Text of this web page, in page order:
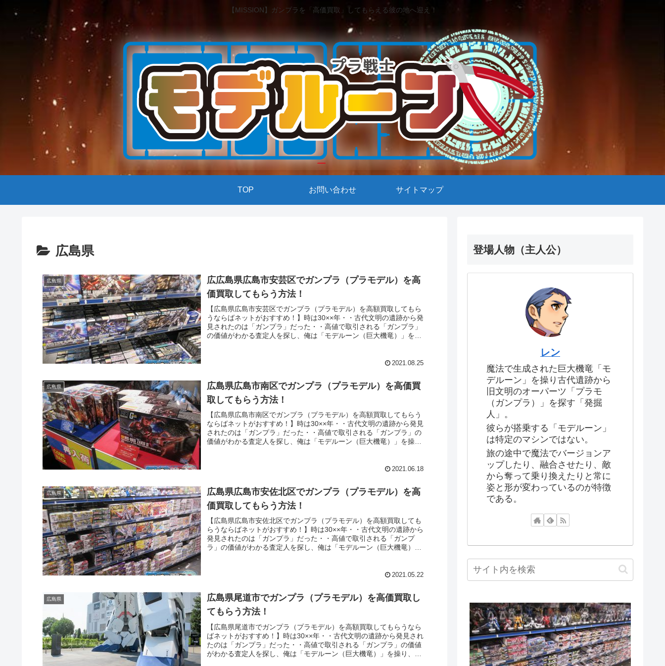
【MISSION】ガンプラを「高価買取」してもらえる彼の地へ迎え！
TOP お問い合わせ サイトマップ
広島県
広島県
広広島県広島市安芸区でガンプラ（プラモデル）を高
価買取してもらう方法！
【広島県広島市安芸区でガンプラ（プラモデル）を高額買取してもら
うならばネットがおすすめ！】時は30××年・・古代文明の遺跡から発
見されたのは「ガンプラ」だった・・高値で取引される「ガンプラ」
の価値がわかる査定人を探し、俺は「モデルーン（巨大機竜）」を操
2021.08.25
広島県
広島県広島市南区でガンプラ（プラモデル）を高価買
取してもらう方法！
【広島県広島市南区でガンプラ（プラモデル）を高額買取してもらう
ならばネットがおすすめ！】時は30××年・・古代文明の遺跡から発見
されたのは「ガンプラ」だった・・高値で取引される「ガンプラ」の
価値がわかる査定人を探し、俺は「モデルーン（巨大機竜）」を操
2021.06.18
広島県
広島県広島市安佐北区でガンプラ（プラモデル）を高
価買取してもらう方法！
【広島県広島市安佐北区でガンプラ（プラモデル）を高額買取しても
らうならばネットがおすすめ！】時は30××年・・古代文明の遺跡から
発見されたのは「ガンプラ」だった・・高値で取引される「ガンプ
ラ」の価値がわかる査定人を探し、俺は「モデルーン（巨大機竜）」
2021.05.22
広島県
広島県尾道市でガンプラ（プラモデル）を高価買取し
てもらう方法！
【広島県尾道市でガンプラ（プラモデル）を高額買取してもらうなら
ばネットがおすすめ！】時は30××年・・古代文明の遺跡から発見され
たのは「ガンプラ」だった・・高値で取引される「ガンプラ」の価値
がわかる査定人を探し、俺は「モデルーン（巨大機竜）」を操り、魔
登場人物（主人公）
レン
魔法で生成された巨大機竜「モ
デルーン」を操り古代遺跡から
旧文明のオーパーツ「プラモ
（ガンプラ）」を探す「発掘
人」。
彼らが搭乗する「モデルーン」
は特定のマシンではない。
旅の途中で魔法でバージョンア
ップしたり、融合させたり、敵
から奪って乗り換えたりと常に
姿と形が変わっているのが特徴
である。